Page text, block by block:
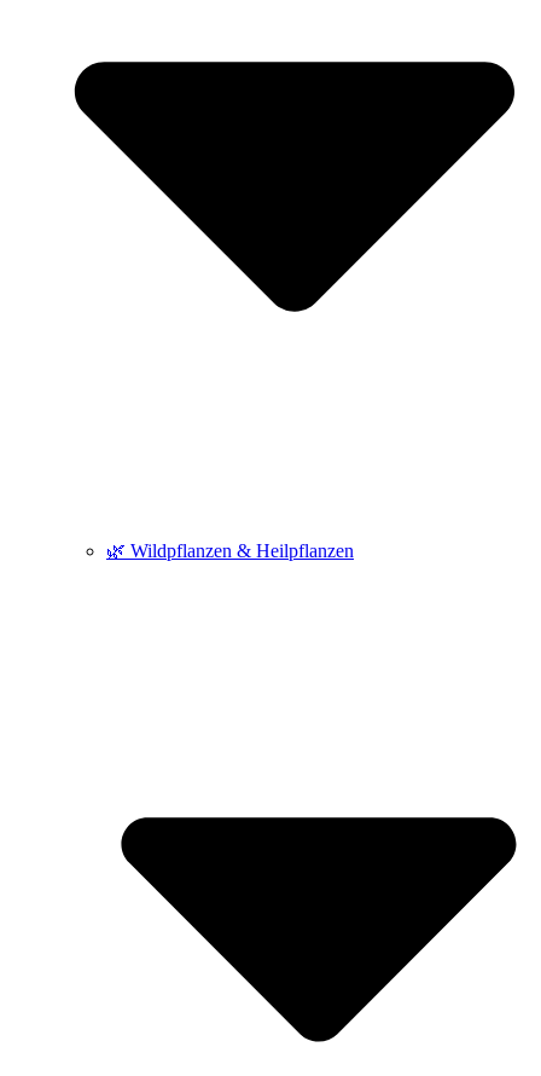
🌿 Wildpflanzen & Heilpflanzen